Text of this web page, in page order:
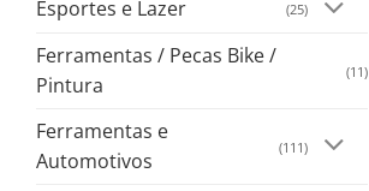
Esportes e Lazer (25)
Ferramentas / Pecas Bike /
Pintura
(11)
Ferramentas e
Automotivos
(111)